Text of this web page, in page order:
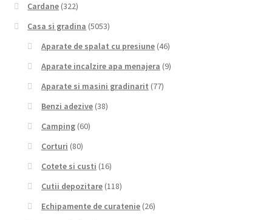
Cardane (322)
Casa si gradina (5053)
Aparate de spalat cu presiune (46)
Aparate incalzire apa menajera (9)
Aparate si masini gradinarit (77)
Benzi adezive (38)
Camping (60)
Corturi (80)
Cotete si custi (16)
Cutii depozitare (118)
Echipamente de curatenie (26)